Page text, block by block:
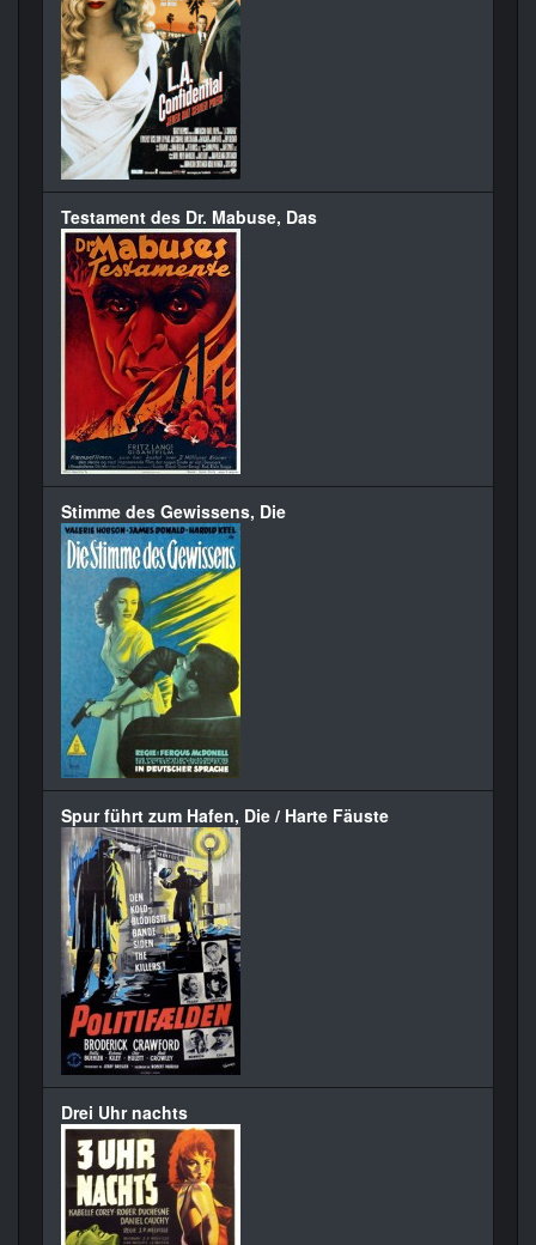
Testament des Dr. Mabuse, Das
Stimme des Gewissens, Die
Spur führt zum Hafen, Die / Harte Fäuste
Drei Uhr nachts